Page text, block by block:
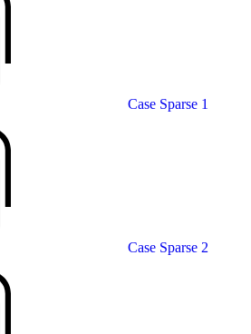
Case Sparse 1
Case Sparse 2